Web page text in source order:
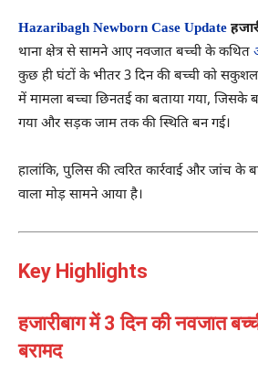
Hazaribagh Newborn Case Update
थाना क्षेत्र से सामने आए नवजात बच्ची के कथित
कुछ ही घंटों के भीतर 3 दिन की बच्ची को
में मामला बच्चा छिनतई का बताया गया,
गया और सड़क जाम तक की स्थिति बन गई।
हालांकि, पुलिस की त्वरित कार्रवाई और जांच के
वाला मोड़ सामने आया है।
Key Highlights
हजारीबाग में 3 दिन की नवजात
बरामद